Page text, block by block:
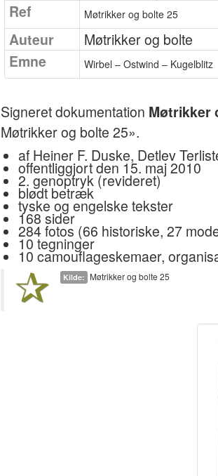
Ref
Møtrikker og bolte 25
Auteur
Møtrikker og bolte
Emne
Wirbel – Ostwind – Kugelblitz
Signeret dokumentation Møtrikker
Møtrikker og bolte 25».
af Heiner F. Duske, Detlev
offentliggjort den 15. maj 2010
2. genoptryk (revideret)
blødt betræk
tyske og engelske tekster
168 sider
284 fotos (66 historiske, 27
10 tegninger
10 camouflageskemaer,
Kilde: Møtrikker og bolte 25